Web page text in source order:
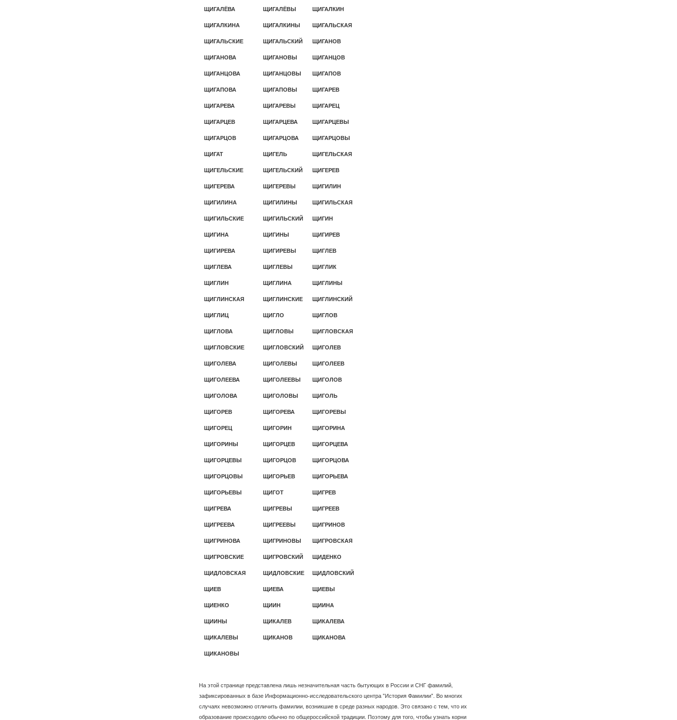
ЩИГАЛЁВА ЩИГАЛЁВЫ ЩИГАЛКИН
ЩИГАЛКИНА ЩИГАЛКИНЫ ЩИГАЛЬСКАЯ
ЩИГАЛЬСКИЕ ЩИГАЛЬСКИЙ ЩИГАНОВ
ЩИГАНОВА ЩИГАНОВЫ ЩИГАНЦОВ
ЩИГАНЦОВА ЩИГАНЦОВЫ ЩИГАПОВ
ЩИГАПОВА ЩИГАПОВЫ ЩИГАРЕВ
ЩИГАРЕВА ЩИГАРЕВЫ ЩИГАРЕЦ
ЩИГАРЦЕВ ЩИГАРЦЕВА ЩИГАРЦЕВЫ
ЩИГАРЦОВ ЩИГАРЦОВА ЩИГАРЦОВЫ
ЩИГАТ ЩИГЕЛЬ ЩИГЕЛЬСКАЯ
ЩИГЕЛЬСКИЕ ЩИГЕЛЬСКИЙ ЩИГЕРЕВ
ЩИГЕРЕВА ЩИГЕРЕВЫ ЩИГИЛИН
ЩИГИЛИНА ЩИГИЛИНЫ ЩИГИЛЬСКАЯ
ЩИГИЛЬСКИЕ ЩИГИЛЬСКИЙ ЩИГИН
ЩИГИНА ЩИГИНЫ ЩИГИРЕВ
ЩИГИРЕВА ЩИГИРЕВЫ ЩИГЛЕВ
ЩИГЛЕВА ЩИГЛЕВЫ ЩИГЛИК
ЩИГЛИН ЩИГЛИНА ЩИГЛИНЫ
ЩИГЛИНСКАЯ ЩИГЛИНСКИЕ ЩИГЛИНСКИЙ
ЩИГЛИЦ ЩИГЛО ЩИГЛОВ
ЩИГЛОВА ЩИГЛОВЫ ЩИГЛОВСКАЯ
ЩИГЛОВСКИЕ ЩИГЛОВСКИЙ ЩИГОЛЕВ
ЩИГОЛЕВА ЩИГОЛЕВЫ ЩИГОЛЕЕВ
ЩИГОЛЕЕВА ЩИГОЛЕЕВЫ ЩИГОЛОВ
ЩИГОЛОВА ЩИГОЛОВЫ ЩИГОЛЬ
ЩИГОРЕВ ЩИГОРЕВА ЩИГОРЕВЫ
ЩИГОРЕЦ ЩИГОРИН ЩИГОРИНА
ЩИГОРИНЫ ЩИГОРЦЕВ ЩИГОРЦЕВА
ЩИГОРЦЕВЫ ЩИГОРЦОВ ЩИГОРЦОВА
ЩИГОРЦОВЫ ЩИГОРЬЕВ ЩИГОРЬЕВА
ЩИГОРЬЕВЫ ЩИГОТ ЩИГРЕВ
ЩИГРЕВА ЩИГРЕВЫ ЩИГРЕЕВ
ЩИГРЕЕВА ЩИГРЕЕВЫ ЩИГРИНОВ
ЩИГРИНОВА ЩИГРИНОВЫ ЩИГРОВСКАЯ
ЩИГРОВСКИЕ ЩИГРОВСКИЙ ЩИДЕНКО
ЩИДЛОВСКАЯ ЩИДЛОВСКИЕ ЩИДЛОВСКИЙ
ЩИЕВ ЩИЕВА ЩИЕВЫ
ЩИЕНКО ЩИИН ЩИИНА
ЩИИНЫ ЩИКАЛЕВ ЩИКАЛЕВА
ЩИКАЛЕВЫ ЩИКАНОВ ЩИКАНОВА
ЩИКАНОВЫ
На этой странице представлена лишь незначительная часть бытующих в России и СНГ фамилий,
зафиксированных в базе Информационно-исследовательского центра "История Фамилии". Во многих
случаях невозможно отличить фамилии, возникшие в среде разных народов. Это связано с тем, что их
образование происходило обычно по общероссийской традиции. Поэтому для того, чтобы узнать корни